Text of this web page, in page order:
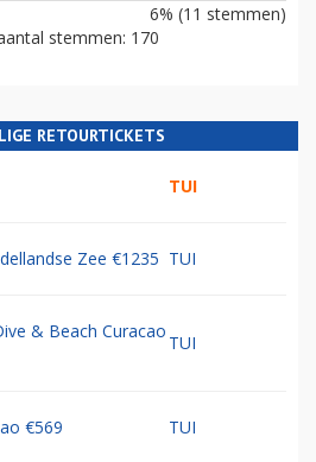
6% (11 stemmen)
stemmen: 170
RETOURTICKETS
TUI
Zee €1235 TUI
& Beach Curacao
TUI
€569 TUI